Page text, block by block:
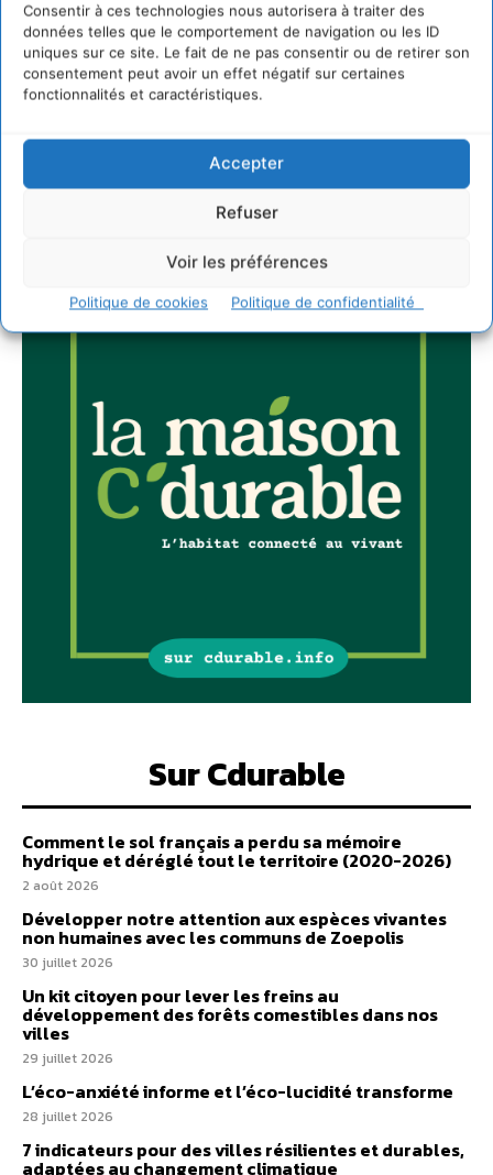
Consentir à ces technologies nous autorisera à traiter des
données telles que le comportement de navigation ou les ID
uniques sur ce site. Le fait de ne pas consentir ou de retirer son
consentement peut avoir un effet négatif sur certaines
fonctionnalités et caractéristiques.
Accepter
Refuser
Voir les préférences
Politique de cookies Politique de confidentialité
Newsletter
JE M'ABONNE
Sur Cdurable
Comment le sol français a perdu sa mémoire
hydrique et déréglé tout le territoire (2020-2026)
2 août 2026
Développer notre attention aux espèces vivantes
non humaines avec les communs de Zoepolis
30 juillet 2026
Un kit citoyen pour lever les freins au
développement des forêts comestibles dans nos
villes
29 juillet 2026
L’éco-anxiété informe et l’éco-lucidité transforme
28 juillet 2026
7 indicateurs pour des villes résilientes et durables,
adaptées au changement climatique